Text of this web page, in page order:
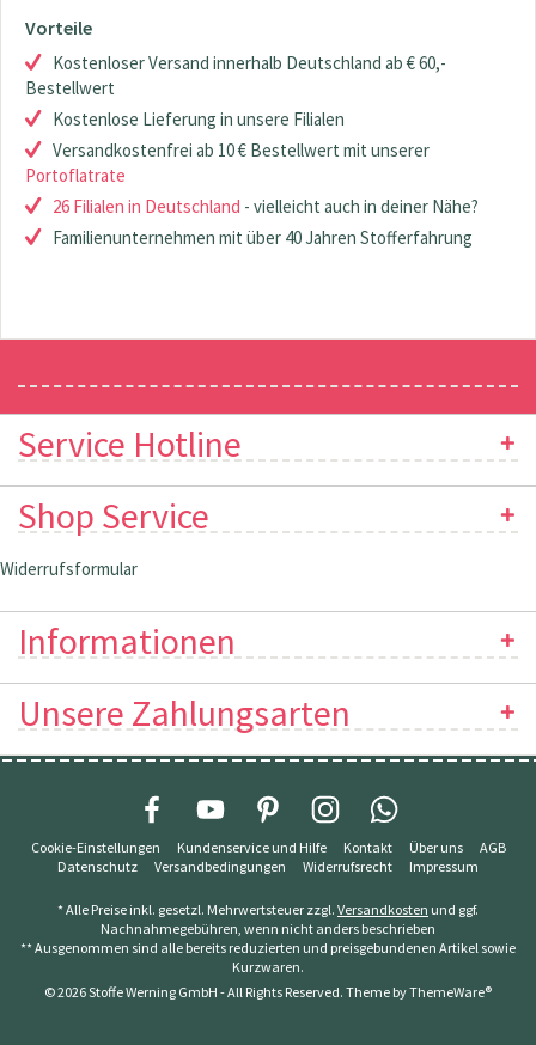
Vorteile
Kostenloser Versand innerhalb Deutschland ab € 60,-
Bestellwert
Kostenlose Lieferung in unsere Filialen
Versandkostenfrei ab 10 € Bestellwert mit unserer
Portoflatrate
26 Filialen in Deutschland - vielleicht auch in deiner Nähe?
Familienunternehmen mit über 40 Jahren Stofferfahrung
Service Hotline
Shop Service
Widerrufsformular
Informationen
Unsere Zahlungsarten
Cookie-Einstellungen Kundenservice und Hilfe Kontakt Über uns
AGB
Datenschutz
Versandbedingungen Widerrufsrecht Impressum
* Alle Preise inkl. gesetzl. Mehrwertsteuer zzgl. Versandkosten und ggf.
Nachnahmegebühren, wenn nicht anders beschrieben
** Ausgenommen sind alle bereits reduzierten und preisgebundenen Artikel sowie
Kurzwaren.
© 2026 Stoffe Werning GmbH - All Rights Reserved. Theme byThemeWare®